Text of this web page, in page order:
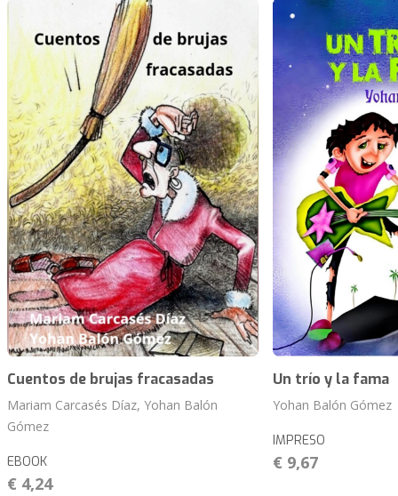
Cuentos de brujas fracasadas
Mariam Carcasés Díaz, Yohan Balón
Gómez
EBOOK
€ 4,24
Un trío y la fama
Yohan Balón Gómez
IMPRESO
€ 9,67